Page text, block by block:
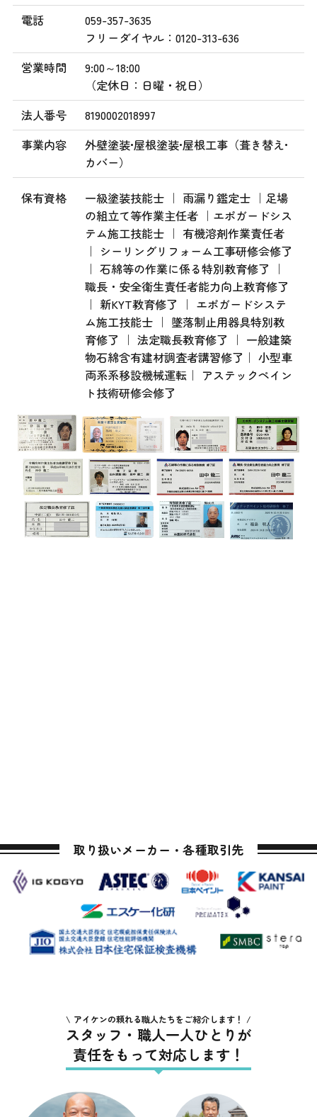
電話
059-357-3635
フリーダイヤル：0120-313-636
営業時間
9:00～18:00
（定休日：日曜・祝日）
法人番号
8190002018997
事業内容
外壁塗装•屋根塗装•屋根工事（葺き替え•
カバー）
保有資格
一級塗装技能士 ｜ 雨漏り鑑定士 ｜足場
の組立て等作業主任者 ｜エポガードシス
テム施工技能士 ｜ 有機溶剤作業責任者
｜ シーリングリフォーム工事研修会修了
｜ 石綿等の作業に係る特別教育修了 ｜
職長・安全衛生責任者能力向上教育修了
｜ 新KYT教育修了 ｜ エポガードシステ
ム施工技能士 ｜ 墜落制止用器具特別教
育修了 ｜ 法定職長教育修了 ｜ 一般建築
物石綿含有建材調査者講習修了｜ 小型車
両系系移設機械運転｜ アステックペイン
ト技術研修会修了
取り扱いメーカー・各種取引先
アイケンの頼れる職人たちをご紹介します！
スタッフ・職人一人ひとりが
責任をもって対応します！